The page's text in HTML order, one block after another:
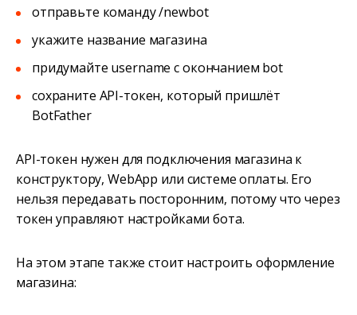
отправьте команду /newbot
укажите название магазина
придумайте username с окончанием bot
сохраните API-токен, который пришлёт
BotFather
API-токен нужен для подключения магазина к
конструктору, WebApp или системе оплаты. Его
нельзя передавать посторонним, потому что через
токен управляют настройками бота.
На этом этапе также стоит настроить оформление
магазина: